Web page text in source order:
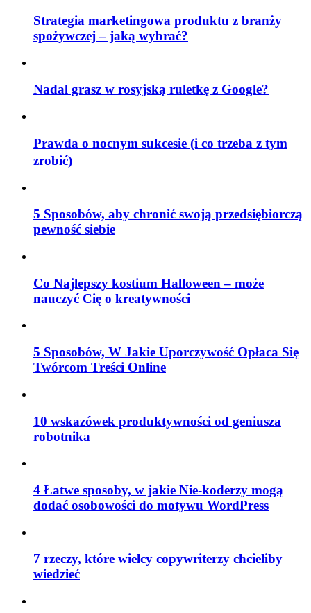
Strategia marketingowa produktu z branży
spożywczej – jaką wybrać?
Nadal grasz w rosyjską ruletkę z Google?
Prawda o nocnym sukcesie (i co trzeba z tym
zrobić)
5 Sposobów, aby chronić swoją przedsiębiorczą
pewność siebie
Co Najlepszy kostium Halloween – może
nauczyć Cię o kreatywności
5 Sposobów, W Jakie Uporczywość Opłaca Się
Twórcom Treści Online
10 wskazówek produktywności od geniusza
robotnika
4 Łatwe sposoby, w jakie Nie-koderzy mogą
dodać osobowości do motywu WordPress
7 rzeczy, które wielcy copywriterzy chcieliby
wiedzieć